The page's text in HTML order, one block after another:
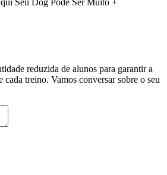
Seu Dog Pode Ser Muito +
reduzida de alunos para garantir a
cada treino. Vamos conversar sobre o seu